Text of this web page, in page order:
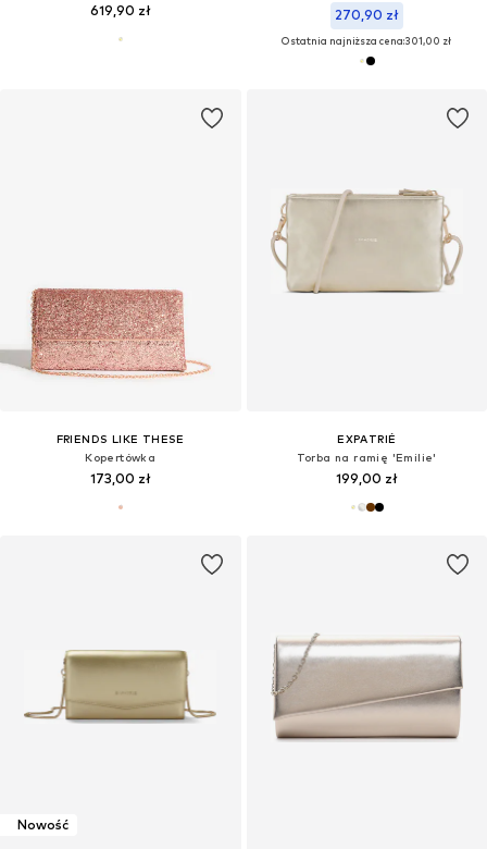
619,90 zł 270,90 zł
Ostatnia najniższa cena:301,00 zł
FRIENDS LIKE THESE
Kopertówka
173,00 zł
EXPATRIÉ
Torba na ramię 'Emilie'
199,00 zł
Nowość